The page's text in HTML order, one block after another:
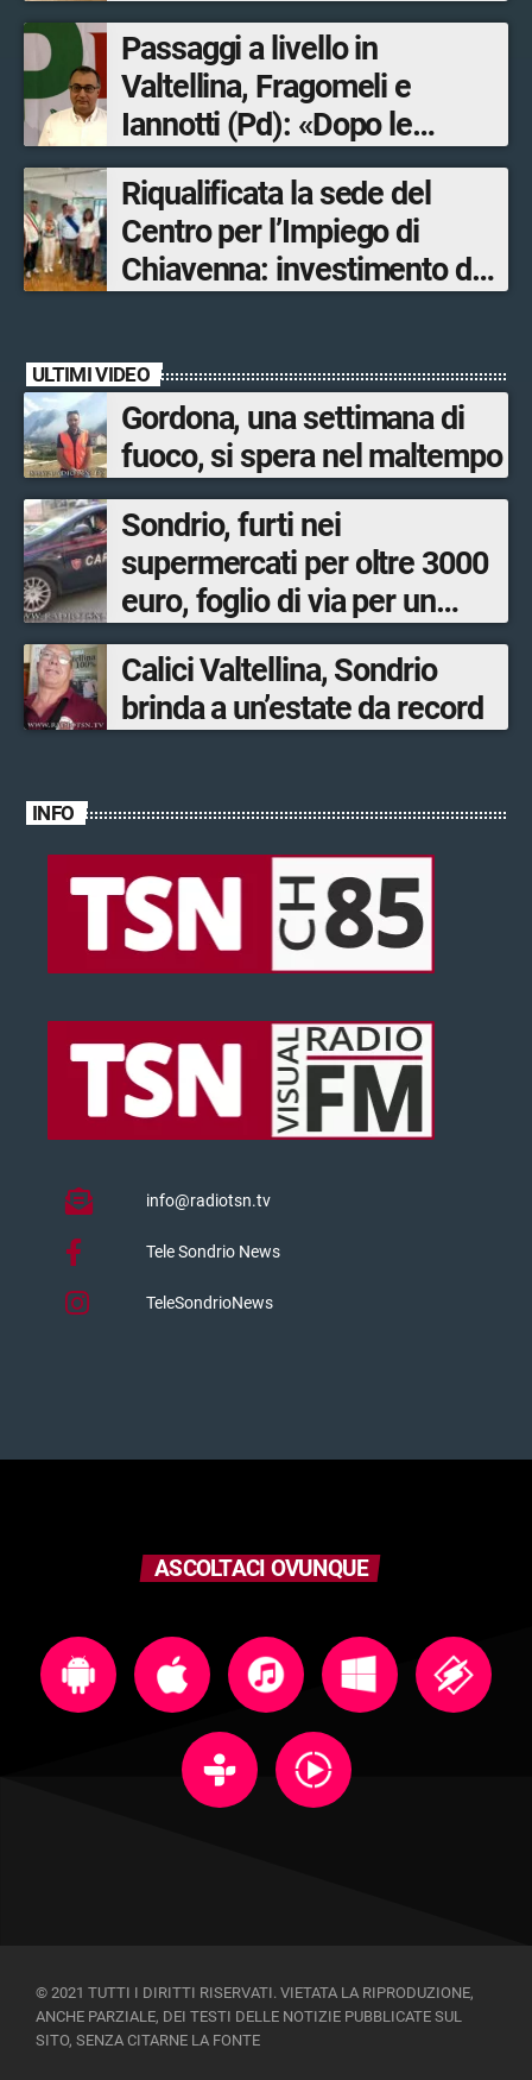
Passaggi a livello in
Valtellina, Fragomeli e
Iannotti (Pd): «Dopo le
Olimpiadi solo un terzo delle
opere sostitutive sarà
ultimato entro il 2026»
Riqualificata la sede del
Centro per l’Impiego di
Chiavenna: investimento da
ULTIMI VIDEO
Gordona, una settimana di
fuoco, si spera nel maltempo
Sondrio, furti nei
supermercati per oltre 3000
euro, foglio di via per un
ventinovenne
Calici Valtellina, Sondrio
brinda a un’estate da record
INFO
info@radiotsn.tv
Tele Sondrio News
TeleSondrioNews
ASCOLTACI OVUNQUE
© 2021 TUTTI I DIRITTI RISERVATI. VIETATA LA RIPRODUZIONE,
ANCHE PARZIALE, DEI TESTI DELLE NOTIZIE PUBBLICATE SUL
SITO, SENZA CITARNE LA FONTE